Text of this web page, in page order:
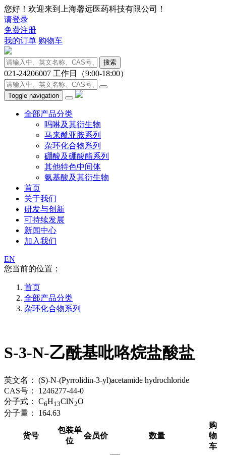
您好！欢迎来到上海馨远医药科技有限公司！
请登录
免费注册
我的订单 购物车
搜索
021-24206007 工作日（9:00-18:00）
Toggle navigation
全部产品分类
吗啉及其衍生物
马来酰亚胺系列
杂环化合物系列
硼酸及硼酸酯系列
其他特色中间体
氨基酸及其衍生物
首页
关于我们
研发与创新
可持续发展
新闻中心
加入我们
EN
您当前的位置：
首页
全部产品分类
杂环化合物系列
S-3-N-乙酰基吡咯烷盐酸盐
英文名：
(S)-N-(Pyrrolidin-3-yl)acetamide hydrochloride
CAS号：
1246277-44-0
分子式：
C6H13ClN2O
分子量：
164.63
货号
包装单
位
会员价 数量
购
物
车